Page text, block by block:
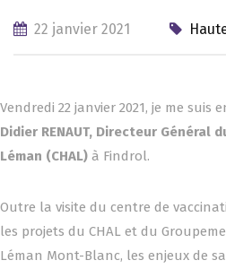
22 janvier 2021
Vendredi 22 janvier 2021, je me suis
Didier RENAUT, Directeur Général
Léman (CHAL) à Findrol.
Outre la visite du centre de
les projets du CHAL et du
Léman Mont-Blanc, les enjeux de